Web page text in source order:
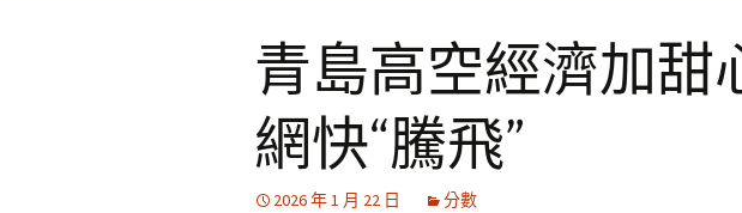
青島高空經濟加甜
網快“騰飛”
2026 年 1 月 22 日 分數